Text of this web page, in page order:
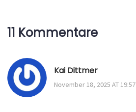
11 Kommentare
Kai Dittmer
November 18, 2025 AT 19:57